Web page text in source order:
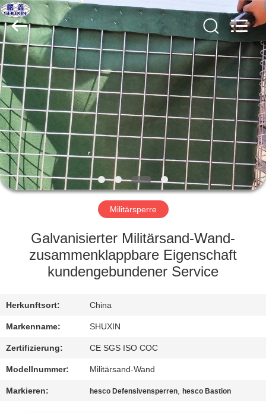
HEIM
PRODUKTE
ÜBER
UNS
WERKSBESICHTIGUNG
QUALITÄTSKONTROLLE
KONTAKT
UNS
NACHRICHTEN
BITTE UM
Wire
Mesh
Co.,
Ltd..
All
Rights
Reserved.
Militärsperre
Galvanisierter Militärsand-Wand-
zusammenklappbare Eigenschaft
kundengebundener Service
Herkunftsort: China
Markenname: SHUXIN
Zertifizierung: CE SGS ISO COC
Modellnummer: Militärsand-Wand
Markieren: hesco Defensivensperren,hesco Bastion